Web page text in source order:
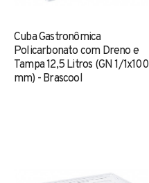
Cuba Gastronômica
Policarbonato com Dreno e
Tampa 12,5 Litros (GN 1/1x100
mm) - Brascool